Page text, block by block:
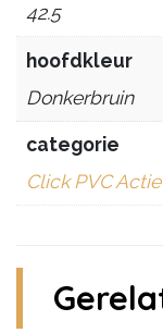
42.5
hoofdkleur
Donkerbruin
categorie
Click PVC Actie